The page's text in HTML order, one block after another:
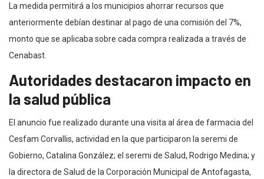
La medida permitirá a los municipios ahorrar recursos que
anteriormente debían destinar al pago de una comisión del 7%,
monto que se aplicaba sobre cada compra realizada a través de
Cenabast.
Autoridades destacaron impacto en
la salud pública
El anuncio fue realizado durante una visita al área de farmacia del
Cesfam Corvallis, actividad en la que participaron la seremi de
Gobierno, Catalina González; el seremi de Salud, Rodrigo Medina; y
la directora de Salud de la Corporación Municipal de Antofagasta,